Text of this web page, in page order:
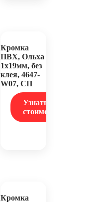
Кромка
ПВХ, Ольха
1х19мм, без
клея, 4647-
W07, СП
Узнать
стоимость
Кромка